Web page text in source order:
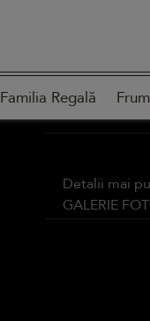
Familia Regală
Detalii mai
GALERIE